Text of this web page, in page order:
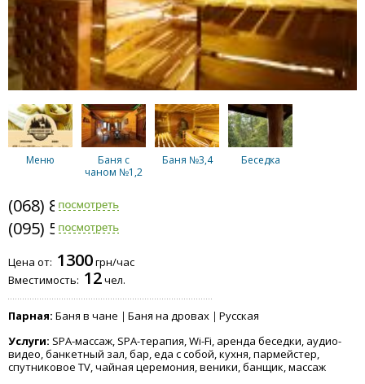
Меню
Баня с
чаном №1,2
Баня №3,4 Беседка
"Паралельный"
(068) 878-5953
(095) 568-4846
Цена от: 1300грн/час
Вместимость: 12чел.
Парная: Баня в чане Баня на дровах
Русская
Услуги: SPA-массаж, SPA-терапия, Wi-Fi, аренда беседки, аудио-
видео, банкетный зал, бар, еда с собой, кухня, пармейстер,
спутниковое TV, чайная церемония, веники, банщик, массаж